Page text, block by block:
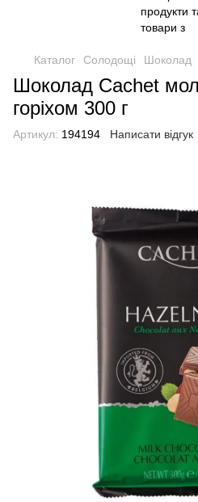
Каталог Солодощі Шоколад
Шоколад Cachet
горіхом 300 г
Артикул: 194194 Написати відгук